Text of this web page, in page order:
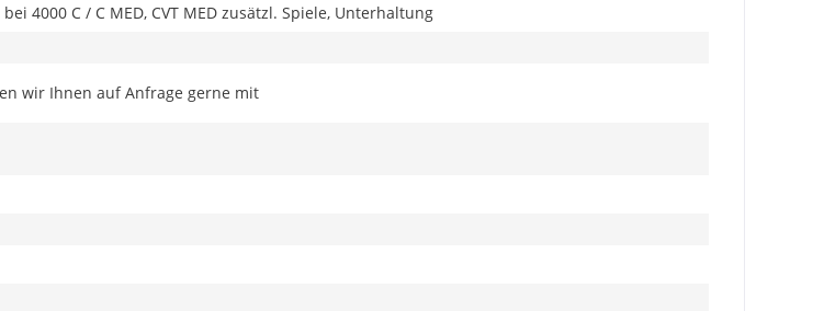
4000 C / C MED, CVT MED zusätzl. Spiele, Unterhaltung
wir Ihnen auf Anfrage gerne mit